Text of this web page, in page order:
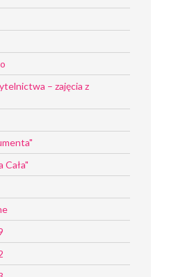
– zajęcia z
Cała"